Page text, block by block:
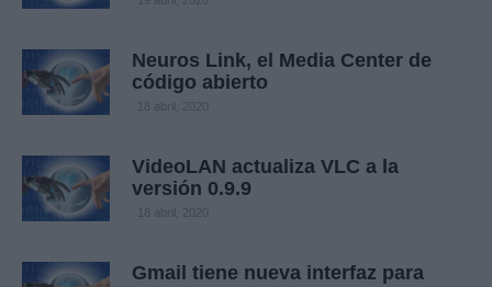
Neuros Link, el Media Center de
código abierto
18 abril, 2020
VideoLAN actualiza VLC a la
versión 0.9.9
18 abril, 2020
Gmail tiene nueva interfaz para